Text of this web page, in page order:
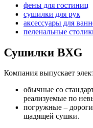
фены для гостиниц
сушилки для рук
аксессуары для
пеленальные
Сушилки BXG
Компания выпускает
обычные со
реализуемые по
погружные –
щадящей сушки.